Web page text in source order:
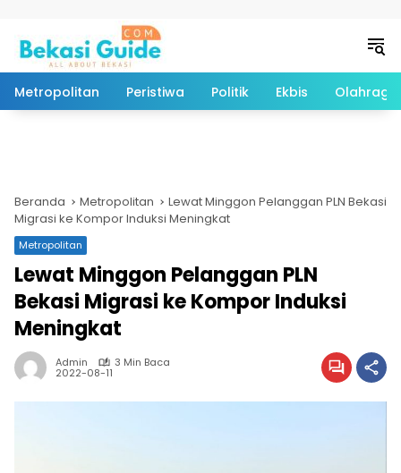
Metropolitan Peristiwa Politik Ekbis Olahraga
Beranda Metropolitan
Lewat Minggon Pelanggan PLN Bekasi
Migrasi ke Kompor Induksi Meningkat
Metropolitan
Lewat Minggon Pelanggan PLN
Bekasi Migrasi ke Kompor Induksi
Meningkat
Admin 3 Min Baca
2022-08-11